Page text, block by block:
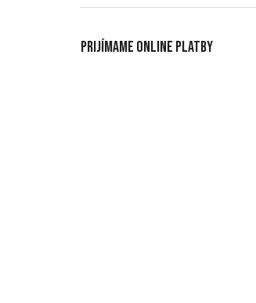
Prijímame online platby